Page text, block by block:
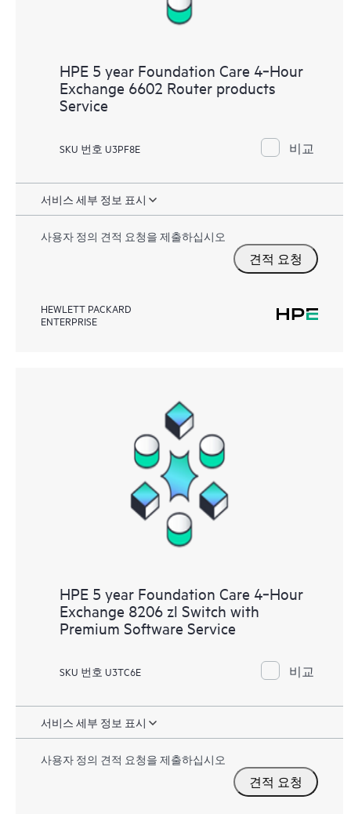
HPE 5 year Foundation Care 4‑Hour
Exchange 6602 Router products
Service
SKU 번호 U3PF8E 비교
서비스 세부 정보 표시
사용자 정의 견적 요청을 제출하십시오
견적 요청
HEWLETT PACKARD
ENTERPRISE
HPE 5 year Foundation Care 4‑Hour
Exchange 8206 zl Switch with
Premium Software Service
SKU 번호 U3TC6E 비교
서비스 세부 정보 표시
사용자 정의 견적 요청을 제출하십시오
견적 요청